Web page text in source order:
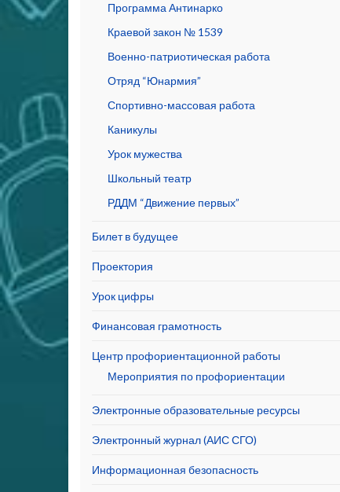
Программа Антинарко
Краевой закон № 1539
Военно-патриотическая работа
Отряд “Юнармия”
Спортивно-массовая работа
Каникулы
Урок мужества
Школьный театр
РДДМ “Движение первых”
Билет в будущее
Проектория
Урок цифры
Финансовая грамотность
Центр профориентационной работы
Мероприятия по профориентации
Электронные образовательные ресурсы
Электронный журнал (АИС СГО)
Информационная безопасность